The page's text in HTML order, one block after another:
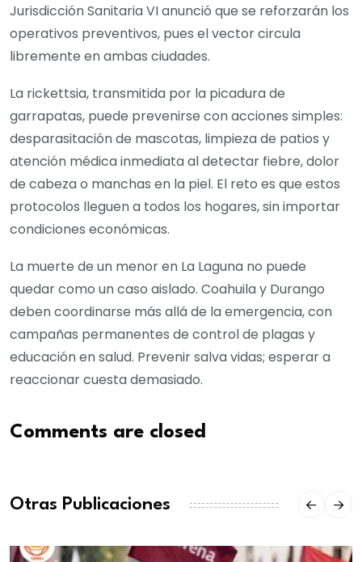
Jurisdicción Sanitaria VI anunció que se reforzarán los
operativos preventivos, pues el vector circula
libremente en ambas ciudades.
La rickettsia, transmitida por la picadura de
garrapatas, puede prevenirse con acciones simples:
desparasitación de mascotas, limpieza de patios y
atención médica inmediata al detectar fiebre, dolor
de cabeza o manchas en la piel. El reto es que estos
protocolos lleguen a todos los hogares, sin importar
condiciones económicas.
La muerte de un menor en La Laguna no puede
quedar como un caso aislado. Coahuila y Durango
deben coordinarse más allá de la emergencia, con
campañas permanentes de control de plagas y
educación en salud. Prevenir salva vidas; esperar a
reaccionar cuesta demasiado.
Comments are closed
Otras Publicaciones